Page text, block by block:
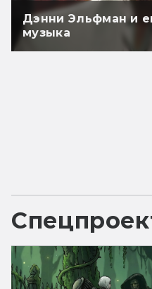
Дэнни Эльфман и
музыка